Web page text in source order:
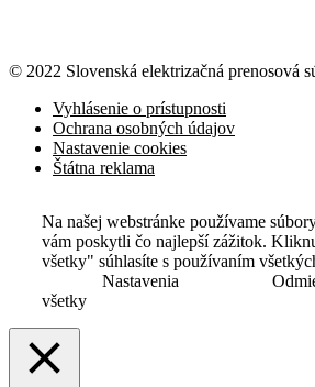
© 2022 Slovenská elektrizačná prenosová
Vyhlásenie o prístupnosti
Ochrana osobných údajov
Nastavenie cookies
Štátna reklama
Na našej webstránke používame
vám poskytli čo najlepší zážitok.
všetky" súhlasíte s používaním
Nastavenia
všetky